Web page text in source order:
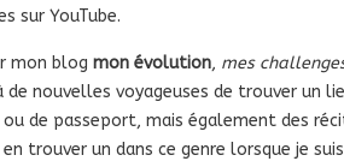
sur YouTube.
mon blog mon évolution, mes
de nouvelles voyageuses de trouver un
de passeport, mais également des
en trouver un dans ce genre lorsque je